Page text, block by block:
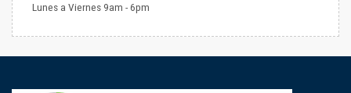
Lunes a Viernes 9am - 6pm